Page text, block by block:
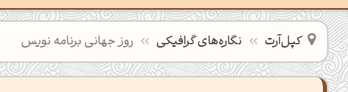
پالت از تصویر
رنگ‌ها باهم
درباره‌من
سفارش پروژه
کپل‌آرت نگاره‌های گرافیکی روز جهانی برنامه نویس